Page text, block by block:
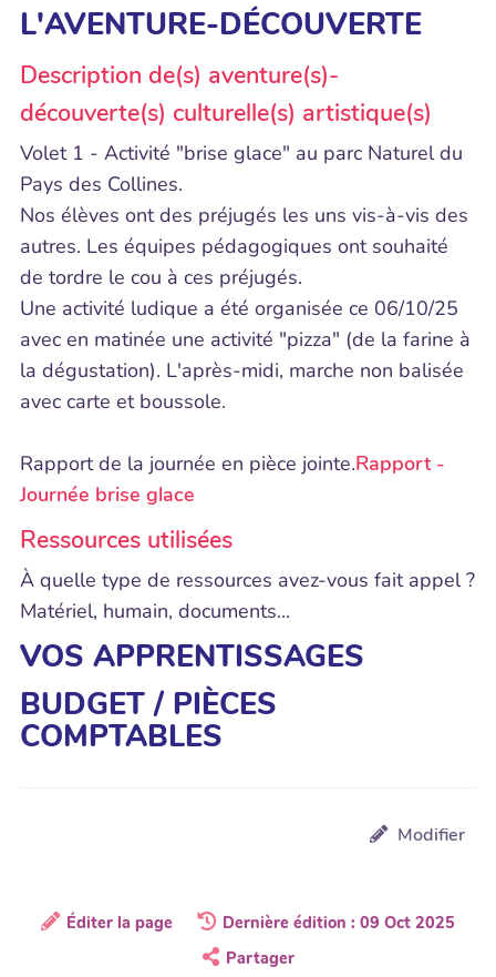
L'AVENTURE-DÉCOUVERTE
Description de(s) aventure(s)-
découverte(s) culturelle(s) artistique(s)
Volet 1 - Activité "brise glace" au parc Naturel du
Pays des Collines.
Nos élèves ont des préjugés les uns vis-à-vis des
autres. Les équipes pédagogiques ont souhaité
de tordre le cou à ces préjugés.
Une activité ludique a été organisée ce 06/10/25
avec en matinée une activité "pizza" (de la farine à
la dégustation). L'après-midi, marche non balisée
avec carte et boussole.
Rapport de la journée en pièce jointe.Rapport -
Journée brise glace
Ressources utilisées
À quelle type de ressources avez-vous fait appel ?
Matériel, humain, documents...
VOS APPRENTISSAGES
BUDGET / PIÈCES
COMPTABLES
Modifier
Éditer la page
Dernière édition : 09 Oct 2025
Partager